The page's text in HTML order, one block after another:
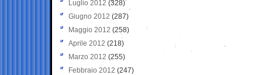
Luglio 2012 (328)
Giugno 2012 (287)
Maggio 2012 (258)
Aprile 2012 (218)
Marzo 2012 (255)
Febbraio 2012 (247)